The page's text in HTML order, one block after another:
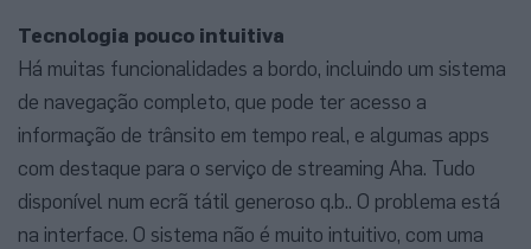
Tecnologia pouco intuitiva
Há muitas funcionalidades a bordo, incluindo um sistema
de navegação completo, que pode ter acesso a
informação de trânsito em tempo real, e algumas apps
com destaque para o serviço de streaming Aha. Tudo
disponível num ecrã tátil generoso q.b.. O problema está
na interface. O sistema não é muito intuitivo, com uma